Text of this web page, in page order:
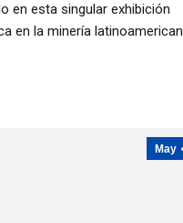
en esta singular exhibición
en la minería
May